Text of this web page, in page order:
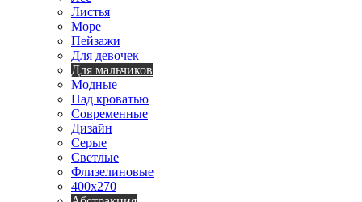
Листья
Море
Пейзажи
Для девочек
Для мальчиков
Модные
Над кроватью
Современные
Дизайн
Серые
Светлые
Флизелиновые
400х270